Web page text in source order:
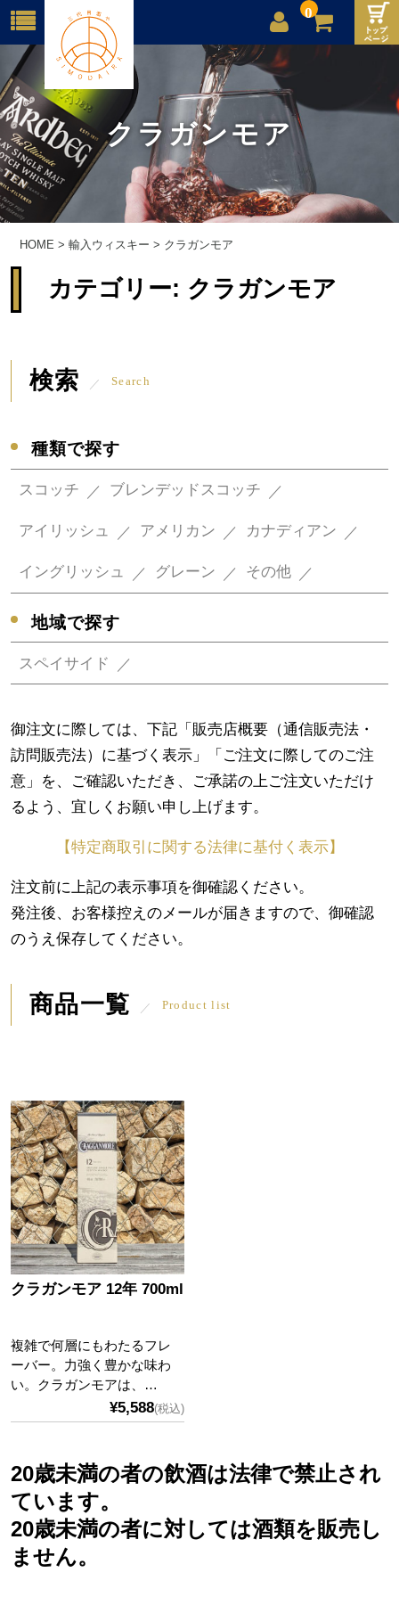
0
店舗案内
ご利用案内
送料
お問合せ
クラガンモア
HOME >輸入ウィスキー > クラガンモア
カテゴリー: クラガンモア
検索 Search
種類で探す
スコッチ ブレンデッドスコッチ
アイリッシュ アメリカン カナディアン
イングリッシュ グレーン その他
地域で探す
スペイサイド
御注文に際しては、下記「販売店概要（通信販売法・
訪問販売法）に基づく表示」「ご注文に際してのご注
意」を、ご確認いただき、ご承諾の上ご注文いただけ
るよう、宜しくお願い申し上げます。
【特定商取引に関する法律に基付く表示】
注文前に上記の表示事項を御確認ください。
発注後、お客様控えのメールが届きますので、御確認
のうえ保存してください。
商品一覧 Product list
クラガンモア 12年 700ml
複雑で何層にもわたるフレ
ーバー。力強く豊かな味わ
い。クラガンモアは、…
¥5,588(税込)
20歳未満の者の飲酒は法律で禁止され
ています。
20歳未満の者に対しては酒類を販売し
ません。